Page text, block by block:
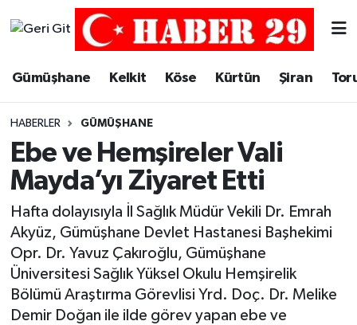
Gümüşhane Kelkit Köse Kürtün Şiran
HABERLER GÜMÜŞHANE
Ebe ve Hemşireler Vali
Mayda’yı Ziyaret Etti
Hafta dolayısıyla İl Sağlık Müdür Vekili Dr. Emrah
Akyüz, Gümüşhane Devlet Hastanesi Başhekimi
Opr. Dr. Yavuz Çakıroğlu, Gümüşhane
Üniversitesi Sağlık Yüksel Okulu Hemşirelik
Bölümü Araştırma Görevlisi Yrd. Doç. Dr. Melike
Demir Doğan ile ilde görev yapan ebe ve
Merkez Trafik Yoğunluk Haritası
Süper Lig Puan Durumu ve Fikstür
Tüm Manşetler
Son Dakika Haberleri
Haber Arşivi